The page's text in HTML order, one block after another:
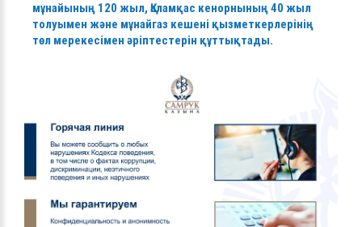
мұнайының 120 жыл, Қаламқас кенорнының 40 жыл
толуымен және мұнайгаз кешені қызметкерлерінің
төл мерекесімен әріптестерін құттықтады.